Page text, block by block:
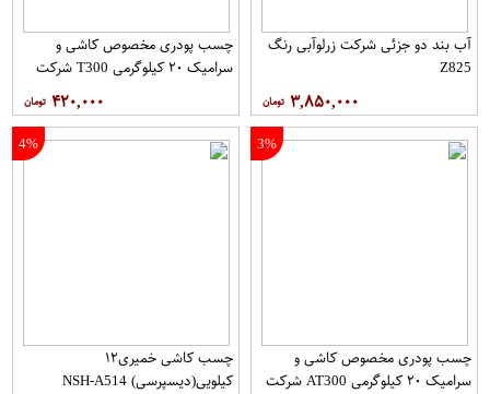
آب بند دو جزئی شرکت زرلوآبی رنگ
Z825
۳,۸۵۰,۰۰۰
چسب پودری مخصوص کاشی و
سرامیک ۲۰ کیلوگرمی T300 شرکت
۴۲۰,۰۰۰
3%
چسب پودری مخصوص کاشی و
سرامیک ۲۰ کیلوگرمی AT300 شرکت
4%
چسب کاشی خمیری۱۲
کیلویی(دیسپرسی) NSH-A514